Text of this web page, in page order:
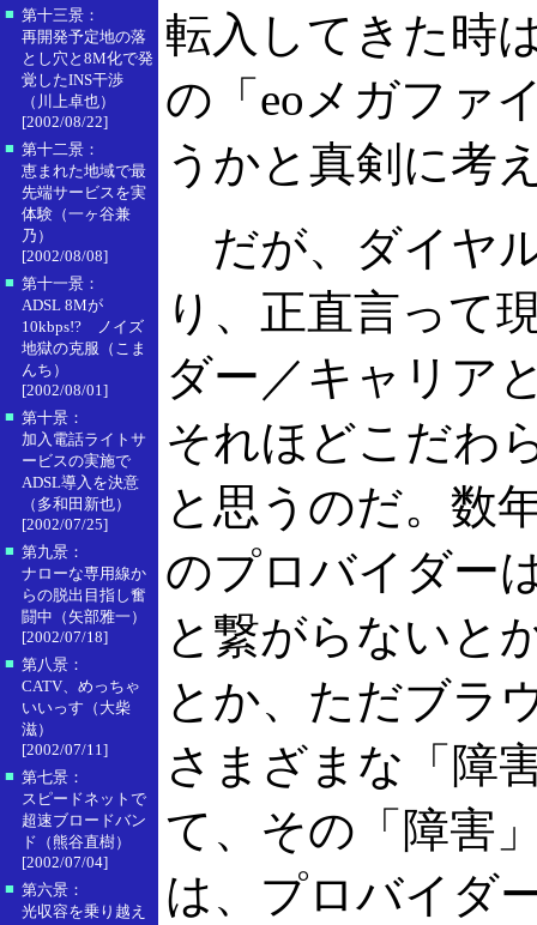
■ 第十三景：
再開発予定地の落
とし穴と8M化で発
覚したINS干渉
（川上卓也）
[2002/08/22]
■ 第十二景：
恵まれた地域で最
先端サービスを実
体験（一ヶ谷兼
乃）
[2002/08/08]
■ 第十一景：
ADSL 8Mが
10kbps!? ノイズ
地獄の克服（こま
んち）
[2002/08/01]
■ 第十景：
加入電話ライトサ
ービスの実施で
ADSL導入を決意
（多和田新也）
[2002/07/25]
■ 第九景：
ナローな専用線か
らの脱出目指し奮
闘中（矢部雅一）
[2002/07/18]
■ 第八景：
CATV、めっちゃ
いいっす（大柴
滋）
[2002/07/11]
■ 第七景：
スピードネットで
超速ブロードバン
ド（熊谷直樹）
[2002/07/04]
■ 第六景：
光収容を乗り越え
転入してきた時
の「eoメガファ
うかと真剣に考
だが、ダイヤ
り、正直言って
ダー／キャリア
それほどこだわ
と思うのだ。数
のプロバイダー
と繋がらないと
とか、ただブラ
さまざまな「障
て、その「障害
は、プロバイダ